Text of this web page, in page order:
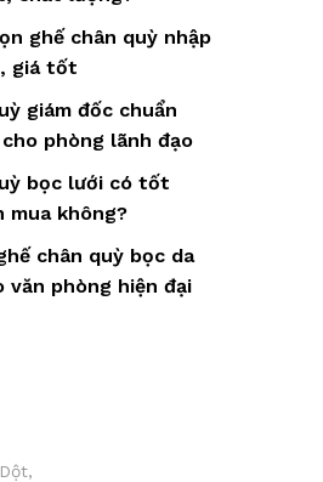
ghế chân quỳ nhập
giá tốt
giám đốc chuẩn
phòng lãnh đạo
bọc lưới có tốt
mua không?
chân quỳ bọc da
văn phòng hiện đại